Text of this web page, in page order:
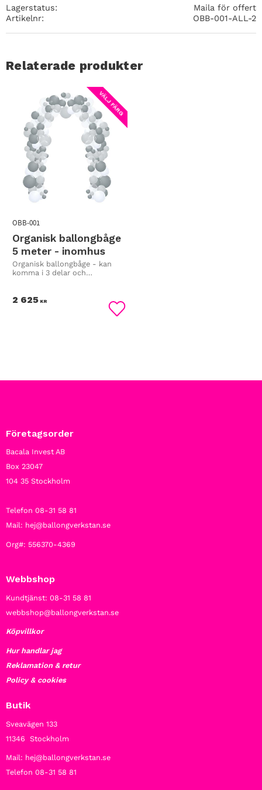
Lagerstatus
Maila för offert
Artikelnr
OBB-001-ALL-2
Relaterade produkter
Organisk ballongbåge
5 meter - inomhus
Organisk ballongbåge - kan
komma i 3 delar och
OBB-001
2 625 KR
VÄLJ FÄRG
Lägg till i favoriter
Företagsorder
Bacala Invest AB
Box 23047
104 35 Stockholm
Telefon 08-31 58 81
Mail: hej@ballongverkstan.se
Org#: 556370-4369
Webbshop
Kundtjänst: 08-31 58 81
webbshop@ballongverkstan.se
Köpvillkor
Hur handlar jag
Reklamation & retur
Policy & cookies
Butik
Sveavägen 133
11346 Stockholm
Mail: hej@ballongverkstan.se
Telefon 08-31 58 81